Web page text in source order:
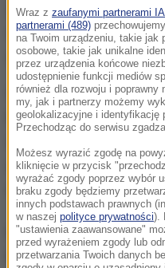
Zator utworzył się
wąskim odcinku drogi.
obwodnicę Gorzowa.
W Gorzowie trwa
Nowy, dwupasmowy
ulewa. Nowy termin
ekspresowej trójki, to
Nadmorska trójka
kierunku na wysokości
Wraz z zaufanymi partnerami
partnerami (489)
na Twoim urządzeniu, takie jak
osobowe, takie jak unikalne
przez urządzenia końcowe
udostępnienie funkcji mediów
również dla rozwoju i poprawny
my, jak i partnerzy możemy
geolokalizacyjne i identyfikację
Przechodząc do serwisu
Możesz wyrazić zgodę na
kliknięcie w przycisk
wyrażać zgody poprzez wybór
braku zgody będziemy
innych podstawach prawnych
w naszej polityce prywatności).
"ustawienia zaawansowane"
przed wyrażeniem zgody lub
przetwarzania Twoich danych